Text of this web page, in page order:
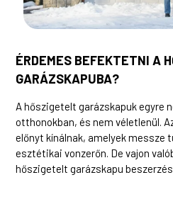
ÉRDEMES BEFEKTETNI A
GARÁZSKAPUBA?
A hőszigetelt garázskapuk egyre
otthonokban, és nem véletlenül.
előnyt kínálnak, amelyek messze
esztétikai vonzerőn. De vajon
hőszigetelt garázskapu